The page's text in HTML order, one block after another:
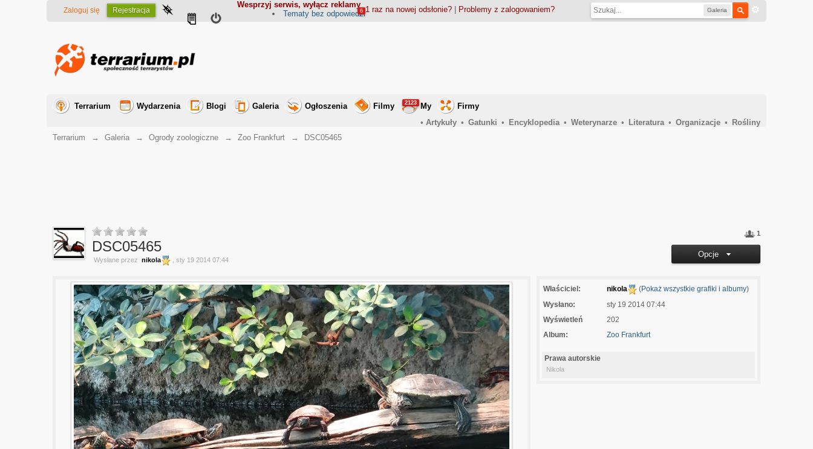
Wesprzyj serwis, wyłącz reklamy
Galeria
Zaloguj się Rejestracja 1 raz na nowej odsłonie?| Problemy z zalogowaniem?
Tematy bez odpowiedzi
6
Terrarium Wydarzenia Blogi Galeria Ogłoszenia Filmy My
2123
Firmy
• Artykuły • Gatunki • Encyklopedia • Weterynarze • Literatura • Organizacje •
Rośliny
Terrarium
→ Galeria → Ogrody zoologiczne → Zoo Frankfurt → DSC05465
1
Opcje
DSC05465
Wysłane przez nikola , sty 19 2014 07:44
Właściciel: nikola (Pokaż wszystkie grafiki i albumy)
Wysłano:
sty 19 2014 07:44
Wyświetleń
202
Album:
Zoo Frankfurt
Prawa autorskie
Nikola